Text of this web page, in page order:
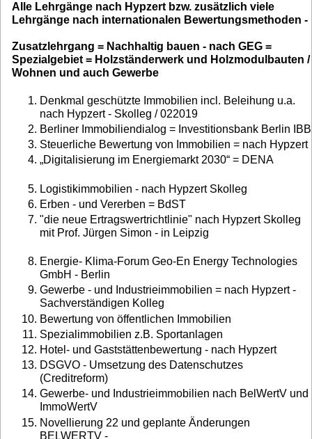
Alle Lehrgänge nach Hypzert bzw. zusätzlich viele
Lehrgänge nach internationalen Bewertungsmethoden -
Zusatzlehrgang = Nachhaltig bauen - nach GEG =
Spezialgebiet = Holzständerwerk und Holzmodulbauten /
Wohnen und auch Gewerbe
Denkmal geschützte Immobilien incl. Beleihung u.a.
nach Hypzert - Skolleg / 022019
Berliner Immobiliendialog = Investitionsbank Berlin IBB
Steuerliche Bewertung von Immobilien = nach Hypzert
„Digitalisierung im Energiemarkt 2030“ = DENA
Logistikimmobilien - nach Hypzert Skolleg
Erben - und Vererben = BdST
"die neue Ertragswertrichtlinie" nach Hypzert Skolleg
mit Prof. Jürgen Simon - in Leipzig
Energie- Klima-Forum Geo-En Energy Technologies
GmbH - Berlin
Gewerbe - und Industrieimmobilien = nach Hypzert -
Sachverständigen Kolleg
Bewertung von öffentlichen Immobilien
Spezialimmobilien z.B. Sportanlagen
Hotel- und Gaststättenbewertung - nach Hypzert
DSGVO - Umsetzung des Datenschutzes
(Creditreform)
Gewerbe- und Industrieimmobilien nach BelWertV und
ImmoWertV
Novellierung 22 und geplante Änderungen
BELWERTV -